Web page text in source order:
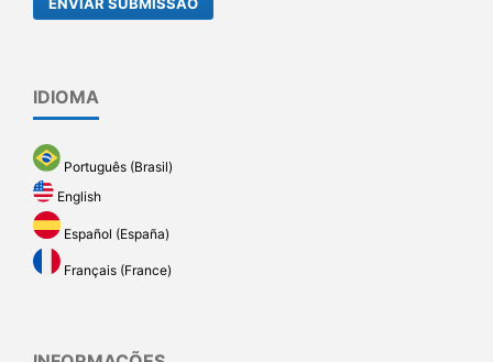
IDIOMA
Português (Brasil)
English
Español (España)
Français (France)